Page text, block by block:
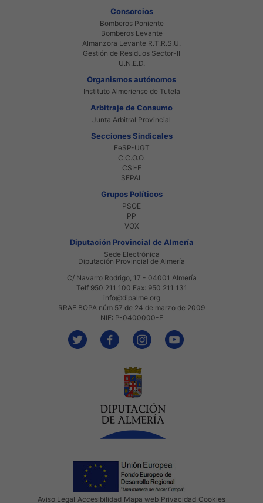
Consorcios
Bomberos Poniente
Bomberos Levante
Almanzora Levante R.T.R.S.U.
Gestión de Residuos Sector-II
U.N.E.D.
Organismos autónomos
Instituto Almeriense de Tutela
Arbitraje de Consumo
Junta Arbitral Provincial
Secciones Sindicales
FeSP-UGT
C.C.O.O.
CSI-F
SEPAL
Grupos Políticos
PSOE
PP
VOX
Diputación Provincial de Almería
Sede Electrónica
Diputación Provincial de Almería
C/ Navarro Rodrigo, 17 - 04001 Almería
Telf 950 211 100 Fax: 950 211 131
info@dipalme.org
RRAE BOPA núm 57 de 24 de marzo de 2009
NIF: P-0400000-F
Aviso Legal Accesibilidad Mapa web Privacidad Cookies